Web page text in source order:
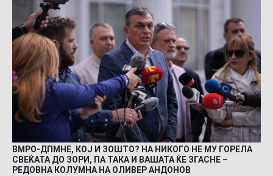
ВМРО-ДПМНЕ, КОЈ И ЗОШТО? НА НИКОГО НЕ МУ ГОРЕЛА
СВЕЌАТА ДО ЗОРИ, ПА ТАКА И ВАШАТА ЌЕ ЗГАСНЕ –
РЕДОВНА КОЛУМНА НА ОЛИВЕР АНДОНОВ